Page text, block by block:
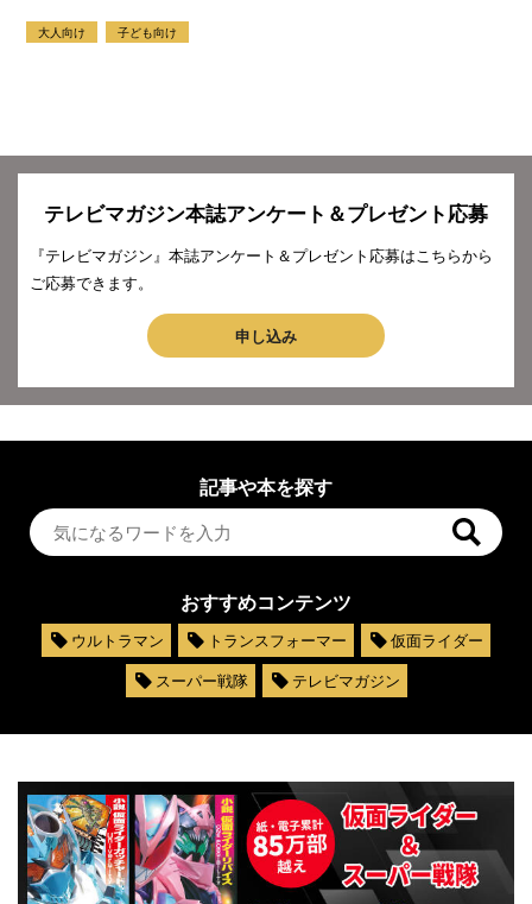
大人向け 子ども向け
テレビマガジン本誌アンケート＆プレゼント応募
『テレビマガジン』本誌アンケート＆プレゼント応募はこちらから
ご応募できます。
申し込み
記事や本を探す
おすすめコンテンツ
ウルトラマン トランスフォーマー
仮面ライダー
スーパー戦隊
テレビマガジン